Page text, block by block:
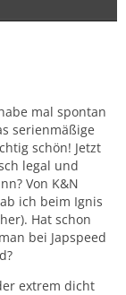
mal spontan
serienmäßige
schön! Jetzt
legal und
Von K&N
ich beim Ignis
Hat schon
bei Japspeed
extrem dicht